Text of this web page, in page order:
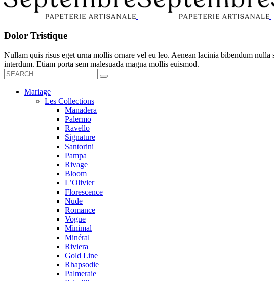
Dolor Tristique
Nullam quis risus eget urna mollis ornare vel eu leo. Aenean lacinia bibendum
interdum. Etiam porta sem malesuada magna mollis euismod.
Mariage
Les Collections
Manadera
Palermo
Ravello
Signature
Santorini
Pampa
Rivage
Bloom
L’Olivier
Florescence
Nude
Romance
Vogue
Minimal
Minéral
Riviera
Gold Line
Rhapsodie
Palmeraie